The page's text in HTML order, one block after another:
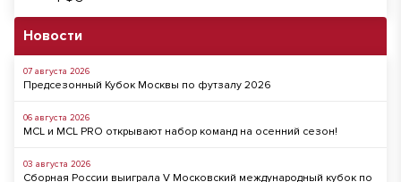
Новости
07 августа 2026
Предсезонный Кубок Москвы по футзалу 2026
06 августа 2026
MCL и MCL PRO открывают набор команд на осенний сезон!
03 августа 2026
Сборная России выиграла V Московский международный кубок по